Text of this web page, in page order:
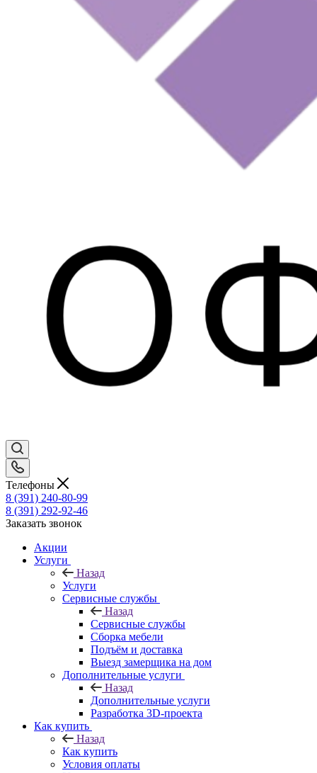
Телефоны
8 (391) 240-80-99
8 (391) 292-92-46
Заказать звонок
Акции
Услуги
Назад
Услуги
Сервисные службы
Назад
Сервисные службы
Сборка мебели
Подъём и доставка
Выезд замерщика на дом
Дополнительные услуги
Назад
Дополнительные услуги
Разработка 3D-проекта
Как купить
Назад
Как купить
Условия оплаты